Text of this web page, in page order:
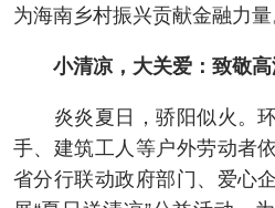
为海南乡村振兴贡献金融力量
小清凉，大关爱：致敬高
炎炎夏日，骄阳似火。环
手、建筑工人等户外劳动者
省分行联动政府部门、爱心